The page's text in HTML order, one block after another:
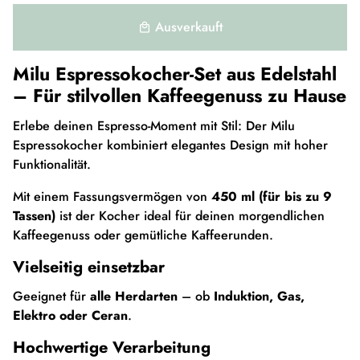
local_mall Ausverkauft
Milu Espressokocher-Set aus Edelstahl
– Für stilvollen Kaffeegenuss zu Hause
Erlebe deinen Espresso-Moment mit Stil: Der Milu
Espressokocher kombiniert elegantes Design mit hoher
Funktionalität.
Mit einem Fassungsvermögen von 450 ml (für bis zu 9
Tassen) ist der Kocher ideal für deinen morgendlichen
Kaffeegenuss oder gemütliche Kaffeerunden.
Vielseitig einsetzbar
Geeignet für alle Herdarten – ob Induktion, Gas,
Elektro oder Ceran.
Hochwertige Verarbeitung